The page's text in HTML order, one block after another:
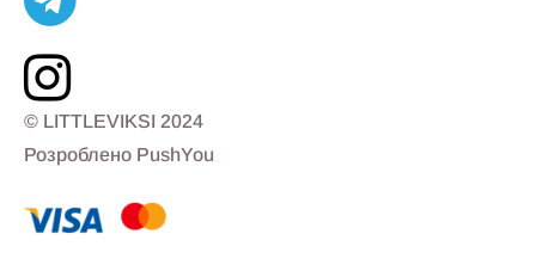
© LITTLEVIKSI 2024
Розроблено PushYou